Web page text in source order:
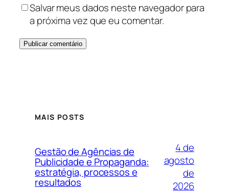
Salvar meus dados neste navegador para
a próxima vez que eu comentar.
MAIS POSTS
Gestão de Agências de
Publicidade e Propaganda:
estratégia, processos e
resultados
4 de
agosto
de
2026